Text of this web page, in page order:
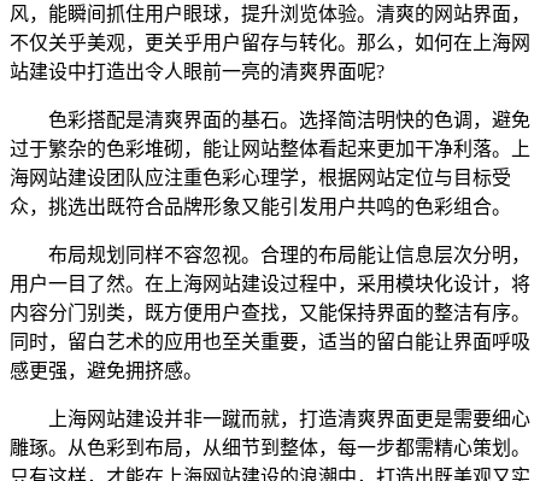
风，能瞬间抓住用户眼球，提升浏览体验。清爽的网站界面，
不仅关乎美观，更关乎用户留存与转化。那么，如何在上海网
站建设中打造出令人眼前一亮的清爽界面呢?
色彩搭配是清爽界面的基石。选择简洁明快的色调，避免
过于繁杂的色彩堆砌，能让网站整体看起来更加干净利落。上
海网站建设团队应注重色彩心理学，根据网站定位与目标受
众，挑选出既符合品牌形象又能引发用户共鸣的色彩组合。
布局规划同样不容忽视。合理的布局能让信息层次分明，
用户一目了然。在上海网站建设过程中，采用模块化设计，将
内容分门别类，既方便用户查找，又能保持界面的整洁有序。
同时，留白艺术的应用也至关重要，适当的留白能让界面呼吸
感更强，避免拥挤感。
上海网站建设并非一蹴而就，打造清爽界面更是需要细心
雕琢。从色彩到布局，从细节到整体，每一步都需精心策划。